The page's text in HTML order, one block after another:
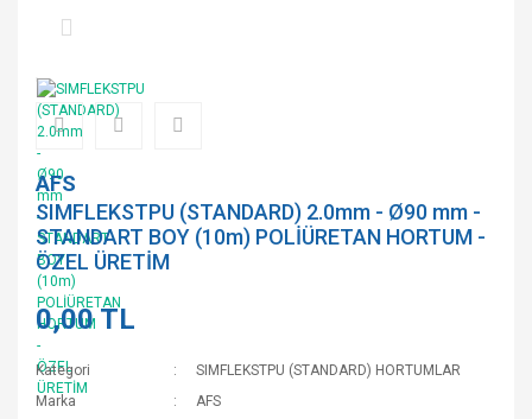
AFS
SIMFLEKSTPU (STANDARD) 2.0mm - Ø90 mm -
STANDART BOY (10m) POLİÜRETAN HORTUM -
ÖZEL ÜRETİM
0,00 TL
Kategori
SIMFLEKSTPU (STANDARD) HORTUMLAR
Marka
AFS